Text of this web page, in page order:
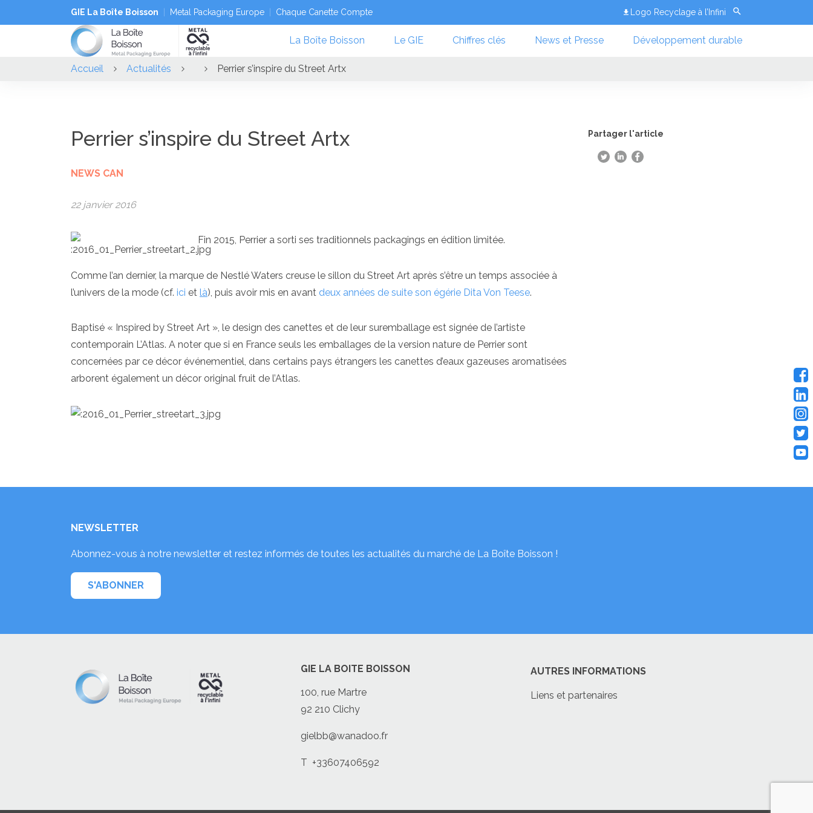
GIE La Boîte Boisson Metal Packaging Europe Chaque Canette Compte Logo Recyclage à l’Infini
La Boîte Boisson Le GIE Chiffres clés News et Presse Développement durable
Accueil Actualités Perrier s’inspire du Street Artx
Perrier s’inspire du Street Artx
NEWS CAN
22 janvier 2016
Fin 2015, Perrier a sorti ses traditionnels packagings en édition limitée.
Comme l’an dernier, la marque de Nestlé Waters creuse le sillon du Street Art après s’être un temps associée à
l’univers de la mode (cf. ici et là), puis avoir mis en avant deux années de suite son égérie Dita Von Teese.
Baptisé « Inspired by Street Art », le design des canettes et de leur suremballage est signée de l’artiste
contemporain L’Atlas. A noter que si en France seuls les emballages de la version nature de Perrier sont
concernées par ce décor événementiel, dans certains pays étrangers les canettes d’eaux gazeuses aromatisées
arborent également un décor original fruit de l’Atlas.
Partager l'article
NEWSLETTER
Abonnez-vous à notre newsletter et restez informés de toutes les actualités du marché de La Boîte Boisson !
S'ABONNER
GIE LA BOITE BOISSON
100, rue Martre
92 210 Clichy
gielbb@wanadoo.fr
T +33607406592
AUTRES INFORMATIONS
Liens et partenaires